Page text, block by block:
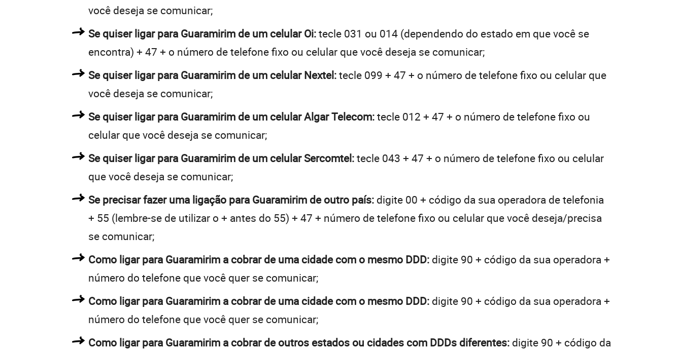
você deseja se comunicar;
Se quiser ligar para Guaramirim de um celular Oi:tecle 031 ou 014 (dependendo do estado em que você se
encontra) + 47 + o número de telefone fixo ou celular que você deseja se comunicar;
Se quiser ligar para Guaramirim de um celular Nextel:tecle 099 + 47 + o número de telefone fixo ou celular que
você deseja se comunicar;
Se quiser ligar para Guaramirim de um celular Algar Telecom:tecle 012 + 47 + o número de telefone fixo ou
celular que você deseja se comunicar;
Se quiser ligar para Guaramirim de um celular Sercomtel:tecle 043 + 47 + o número de telefone fixo ou celular
que você deseja se comunicar;
Se precisar fazer uma ligação para Guaramirim de outro país: digite 00 + código da sua operadora de telefonia
+ 55 (lembre-se de utilizar o + antes do 55) + 47 + número de telefone fixo ou celular que você deseja/precisa
se comunicar;
Como ligar para Guaramirim a cobrar de uma cidade com o mesmo DDD: digite 90 + código da sua operadora +
número do telefone que você quer se comunicar;
Como ligar para Guaramirim a cobrar de uma cidade com o mesmo DDD: digite 90 + código da sua operadora +
número do telefone que você quer se comunicar;
Como ligar para Guaramirim a cobrar de outros estados ou cidades com DDDs diferentes: digite 90 + código da